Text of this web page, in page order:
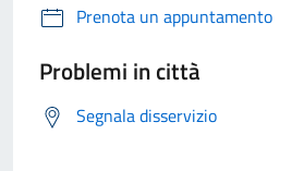
Prenota un appuntamento
Problemi in città
Segnala disservizio